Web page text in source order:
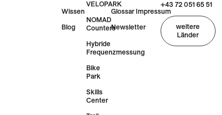
Wissen
Blog
VELOPARK
NOMAD
Counters
Hybride
Frequenzmessung
Bike
Park
Skills
Center
Glossar
Newsletter
Impressum
+43 72 051 65 51
weitere
Länder